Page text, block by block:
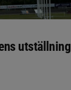
utställning